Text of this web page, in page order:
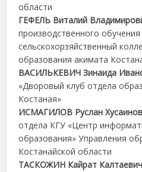
области
ГЕФЕЛЬ Виталий
производственного
сельскохорзяйственный
образования акимата
ВАСИЛЬКЕВИЧ Зинаида
«Дворовый клуб отдела
Костаная»
ИСМАГИЛОВ Руслан
отдела КГУ «Центр
образования» Управления
Костанайской области
ТАСКОЖИН Кайрат Калтаевич